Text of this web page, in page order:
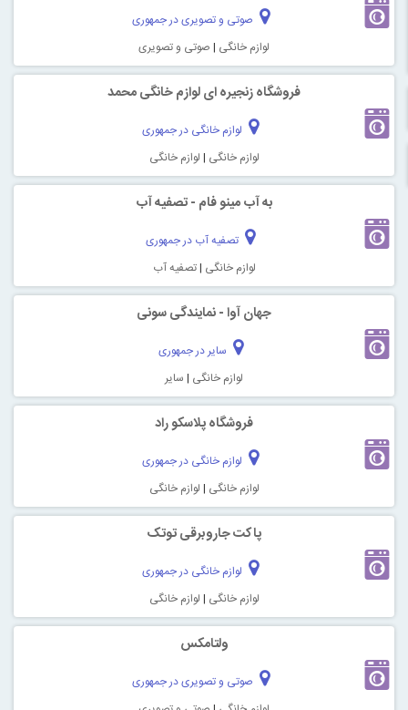
صوتی و تصویری در جمهوری
لوازم خانگی | صوتی و تصویری
فروشگاه زنجیره ای لوازم خانگی محمد
لوازم خانگی در جمهوری
لوازم خانگی | لوازم خانگی
به آب مینو فام - تصفیه آب
تصفیه آب در جمهوری
لوازم خانگی |تصفیه آب
جهان آوا - نمایندگی سونی
سایر در جمهوری
لوازم خانگی | سایر
فروشگاه پلاسکو راد
لوازم خانگی در جمهوری
لوازم خانگی | لوازم خانگی
پاکت جاروبرقی توتک
لوازم خانگی در جمهوری
لوازم خانگی | لوازم خانگی
ولتامکس
صوتی و تصویری در جمهوری